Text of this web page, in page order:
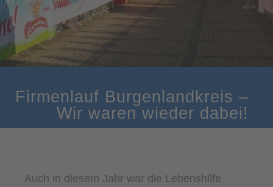
Firmenlauf Burgenlandkreis –
Wir waren wieder dabei!
Auch in diesem Jahr war die Lebenshilfe